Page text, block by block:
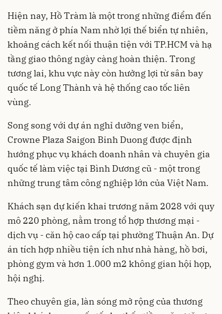
Hiện nay, Hồ Tràm là một trong những điểm đến
tiềm năng ở phía Nam nhờ lợi thế biển tự nhiên,
khoảng cách kết nối thuận tiện với TP.HCM và hạ
tầng giao thông ngày càng hoàn thiện. Trong
tương lai, khu vực này còn hưởng lợi từ sân bay
quốc tế Long Thành và hệ thống cao tốc liên
vùng.
Song song với dự án nghỉ dưỡng ven biển,
Crowne Plaza Saigon Binh Duong được định
hướng phục vụ khách doanh nhân và chuyên gia
quốc tế làm việc tại Bình Dương cũ - một trong
những trung tâm công nghiệp lớn của Việt Nam.
Khách sạn dự kiến khai trương năm 2028 với quy
mô 220 phòng, nằm trong tổ hợp thương mại -
dịch vụ - căn hộ cao cấp tại phường Thuận An. Dự
án tích hợp nhiều tiện ích như nhà hàng, hồ bơi,
phòng gym và hơn 1.000 m2 không gian hội họp,
hội nghị.
Theo chuyên gia, làn sóng mở rộng của thương